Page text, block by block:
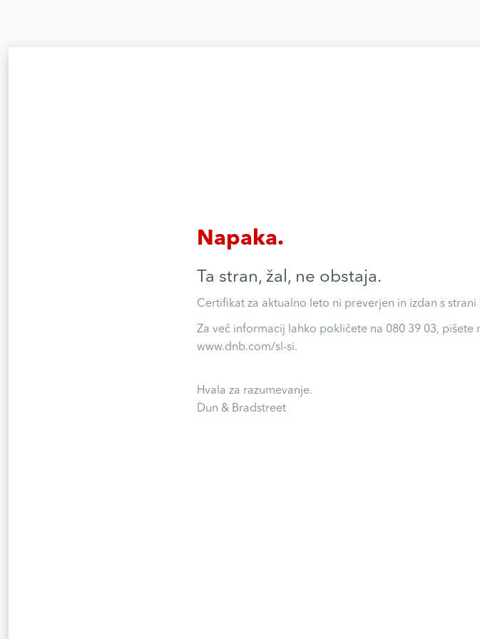
Napaka.
Ta stran, žal, ne obstaja.
Certifikat za aktualno leto ni preverjen in izdan s
Za več informacij lahko pokličete na 080 39 03, pišete
www.dnb.com/sl-si.
Hvala za razumevanje.
Dun & Bradstreet